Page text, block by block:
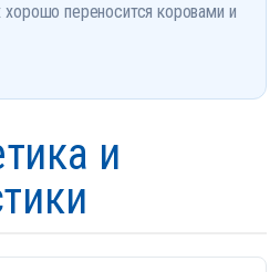
хорошо переносится коровами и
и